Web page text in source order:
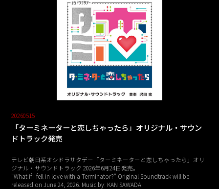
20260515
「ターミネーターと恋しちゃったら」オリジナル・サウン
ドトラック発売
テレビ朝日系オシドラサタデー「ターミネーターと恋しちゃったら」オリ
ジナル・サウンドトラック 2026年6月24日発売。
"What if I fell in love with a Terminator?" Original Soundtrack will be
released on June 24, 2026. Music by: KAN SAWADA